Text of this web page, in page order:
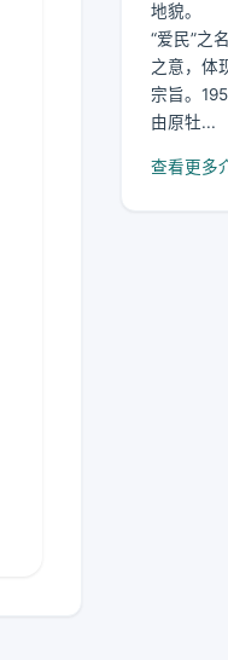
地貌。
“爱民”之
之意，体
宗旨。
由原牡...
查看更多